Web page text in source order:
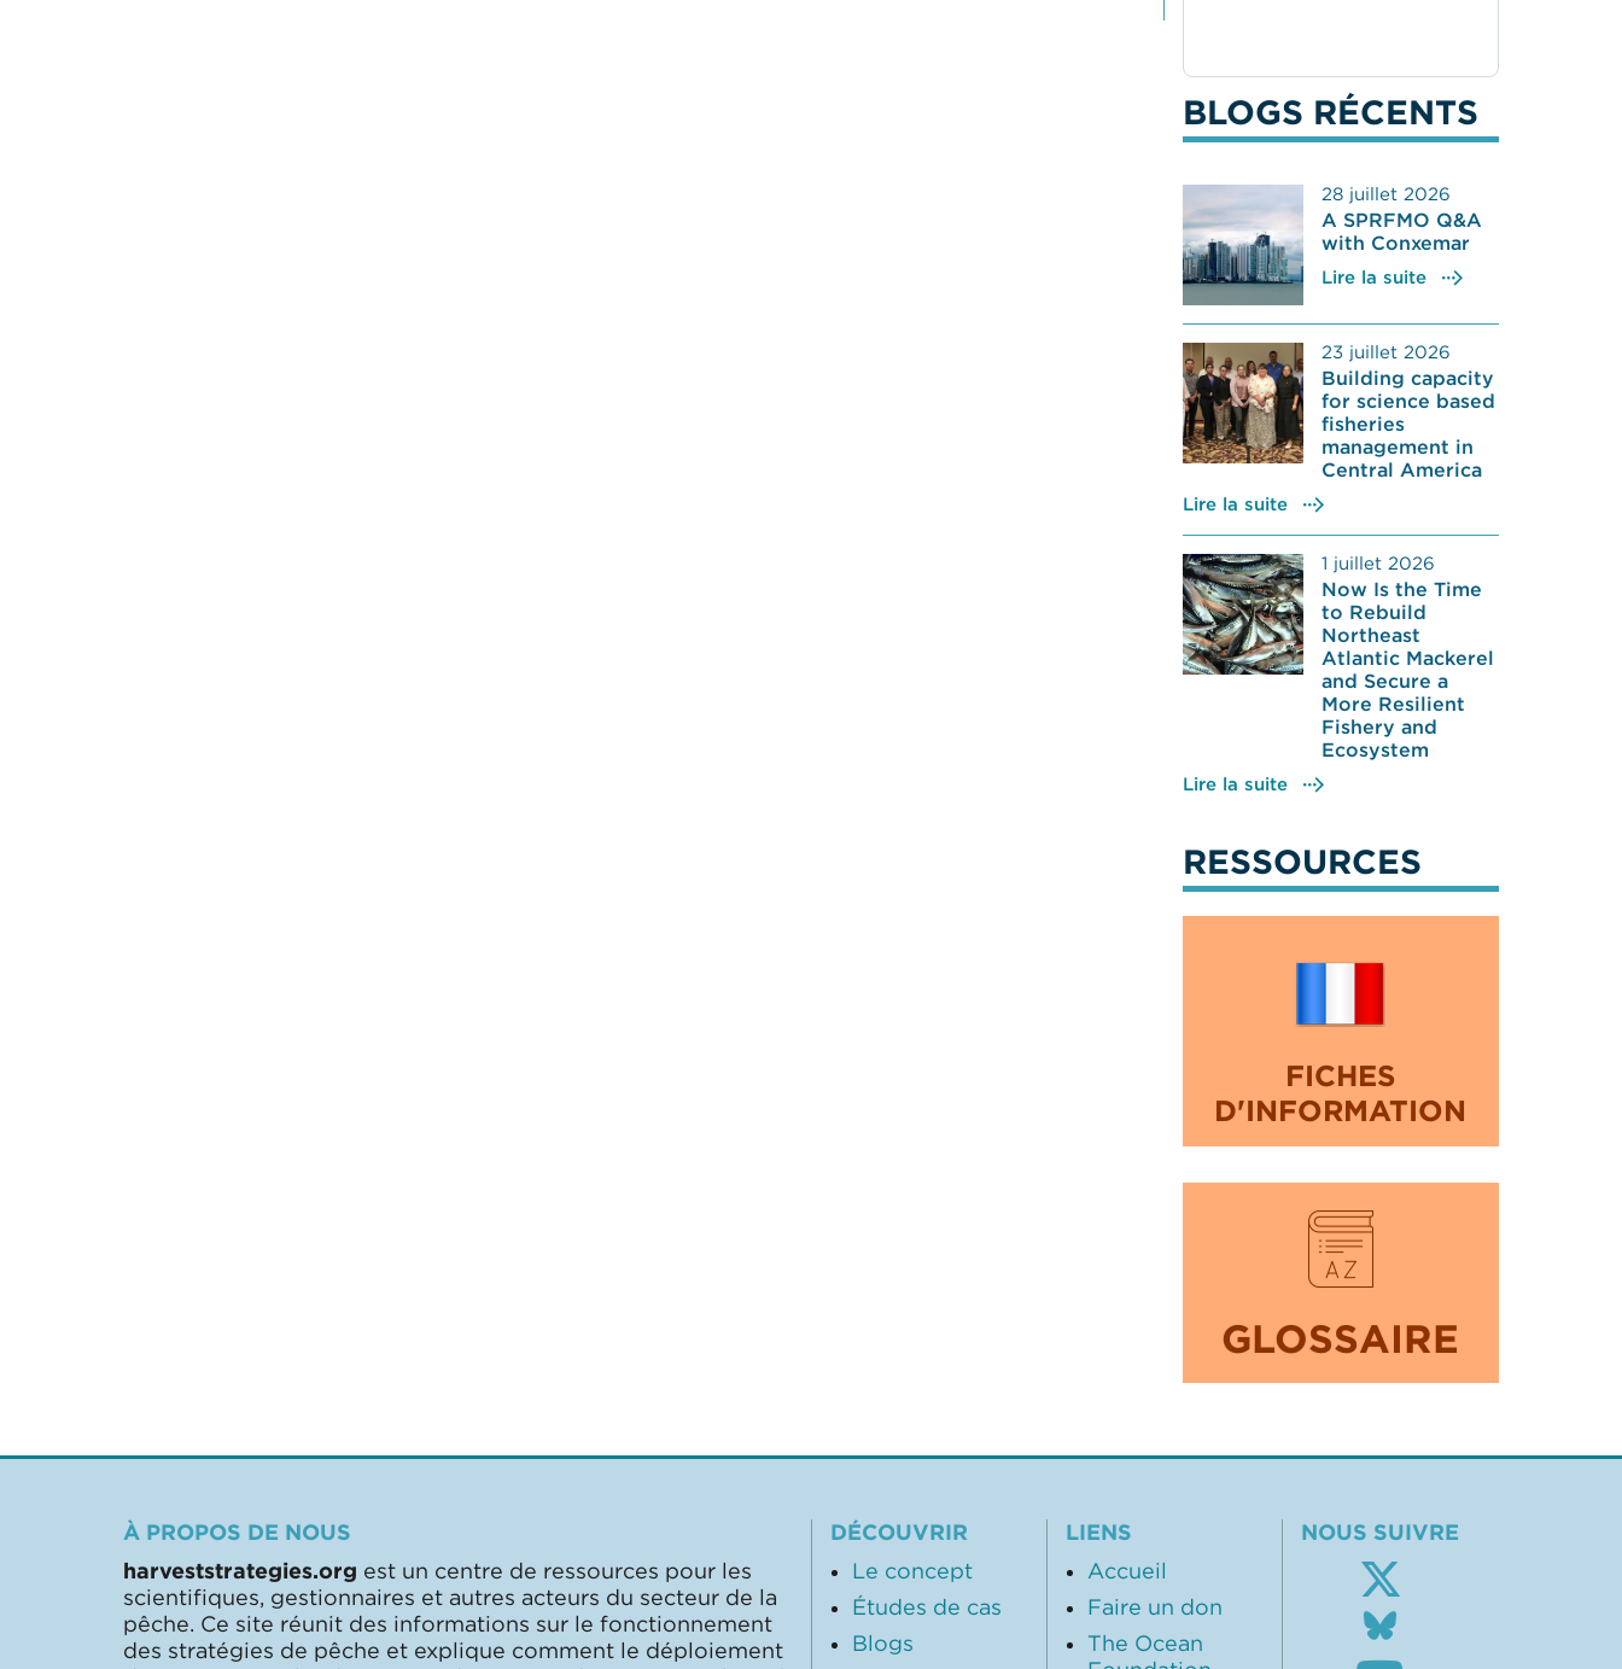
BLOGS RÉCENTS
28 juillet 2026
A SPRFMO Q&A
with Conxemar
Lire la suite
23 juillet 2026
Building capacity
for science based
fisheries
management in
Central America
Lire la suite
1 juillet 2026
Now Is the Time
to Rebuild
Northeast
Atlantic Mackerel
and Secure a
More Resilient
Fishery and
Ecosystem
Lire la suite
RESSOURCES
FICHES
D'INFORMATION
GLOSSAIRE
À PROPOS DE NOUS
harveststrategies.org est un centre de ressources pour les
scientifiques, gestionnaires et autres acteurs du secteur de la
pêche. Ce site réunit des informations sur le fonctionnement
des stratégies de pêche et explique comment le déploiement
DÉCOUVRIR
Le concept
Études de cas
Blogs
LIENS
Accueil
Faire un don
The Ocean
NOUS SUIVRE
Follow
us